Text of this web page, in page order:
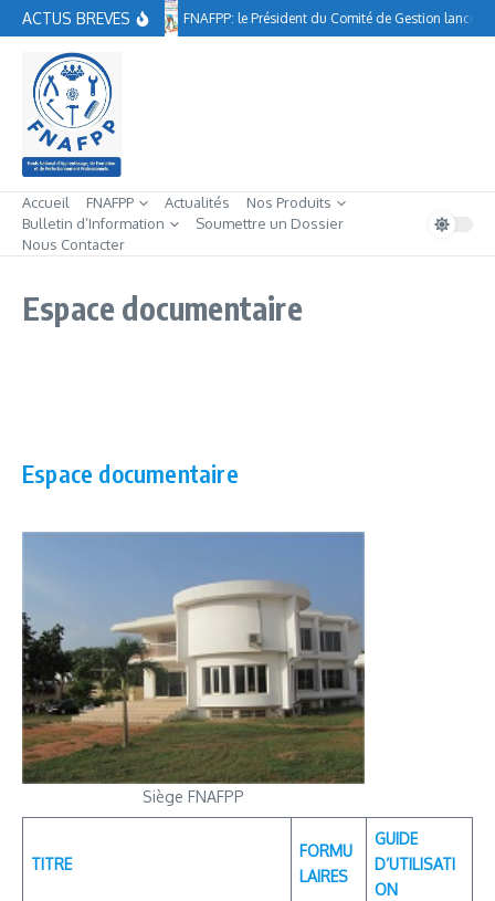
Aller au contenu
ACTUS BREVES FNAFPP: le Président du Comité de Gestion lance
Accueil FNAFPP Actualités
Nos Produits
Bulletin d’Information
Soumettre un Dossier
Nous Contacter
Espace documentaire
Espace documentaire
Siège FNAFPP
TITRE
FORMU
LAIRES
GUIDE
D’UTILISATI
ON